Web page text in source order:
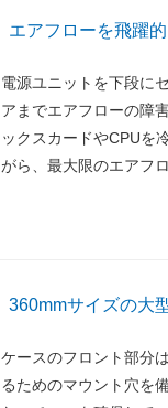
エアフローを飛躍
電源ユニットを下段に
アまでエアフローの障
ックスカードやCPUを
がら、最大限のエアフ
360mmサイズの大
ケースのフロント部分
るためのマウント穴を